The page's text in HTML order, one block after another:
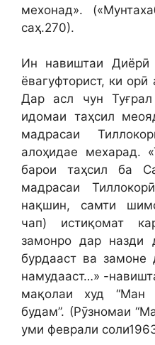
мехонад».
саҳ.270).
Ин навиштаи
ёвагуфторист, ки орӣ
Дар асл чун
идомаи таҳсил
мадрасаи
алоҳидае мехарад.
барои таҳсил ба
мадрасаи
нақшин, самти
чап) истиқомат
замонро дар назди
бурдааст ва замоне
намудааст…» -
мақолаи худ “Ман
будам”. (Рӯзномаи
уми феврали